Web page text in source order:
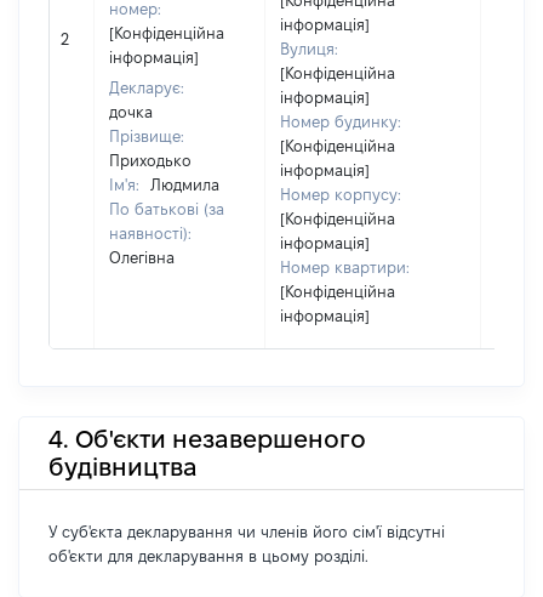
2
номер:
[Конфіденційна
інформація]
Декларує:
дочка
Прізвище:
Приходько
Ім'я:
Людмила
По батькові (за
наявності):
Олегівна
інформація]
Вулиця:
[Конфіденційна
інформація]
Номер будинку:
[Конфіденційна
інформація]
Номер корпусу:
[Конфіденційна
інформація]
Номер квартири:
[Конфіденційна
інформація]
4. Об'єкти незавершеного
будівництва
У суб'єкта декларування чи членів його сім'ї відсутні
об'єкти для декларування в цьому розділі.